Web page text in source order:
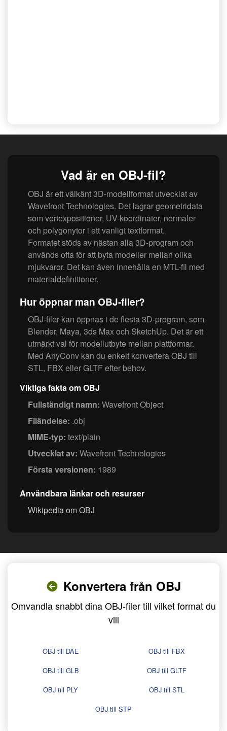
Vad är en OBJ-fil?
OBJ är ett välkänt 3D-modellformat utvecklat av
Wavefront Technologies. Det lagrar geometridata
som vertexpositioner, UV-koordinater, normaler
och polygonytor i ett vanligt textformat.
Formatet stöds av nästan alla 3D-program och
används ofta för att byta modeller mellan olika
mjukvaror. Det kan även innehålla en MTL-fil med
materialdefinitioner.
Hur öppnar man OBJ-filer?
OBJ-filer kan öppnas i de flesta 3D-program, som
Blender, Maya, 3ds Max och SketchUp. Det är ett
utmärkt val för modellutbyte mellan plattformar.
Med AnyConv kan du enkelt konvertera OBJ till
STL, FBX eller GLTF efter behov.
Viktiga fakta om OBJ
Fullständigt namn: Wavefront Object
Filändelse: .obj
MIME-typ: text/plain
Utvecklat av: Wavefront Technologies
Första versionen: 1989
Användbara länkar och resurser
Wikipedia om OBJ
Konvertera från OBJ
Omvandla snabbt dina OBJ-filer till vilket format du
vill
OBJ till DAE
OBJ till FBX
OBJ till GLB
OBJ till GLTF
OBJ till PLY
OBJ till STL
OBJ till STP